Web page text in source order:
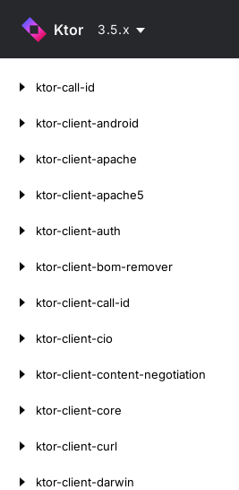
Ktor 3.5.x
ktor-call-id
ktor-client-android
ktor-client-apache
ktor-client-apache5
ktor-client-auth
ktor-client-bom-remover
ktor-client-call-id
ktor-client-cio
ktor-client-content-negotiation
ktor-client-core
ktor-client-curl
ktor-client-darwin